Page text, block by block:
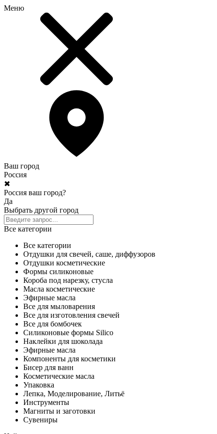
Меню
Ваш город
Россия
✖
Россия ваш город?
Да
Выбрать другой город
Все категории
Все категории
Отдушки для свечей, саше, диффузоров
Отдушки косметические
Формы силиконовые
Короба под нарезку, стусла
Масла косметические
Эфирные масла
Все для мыловарения
Все для изготовления свечей
Все для бомбочек
Силиконовые формы Silico
Наклейки для шоколада
Эфирные масла
Компоненты для косметики
Бисер для ванн
Косметические масла
Упаковка
Лепка, Моделирование, Литьё
Инструменты
Магниты и заготовки
Сувениры